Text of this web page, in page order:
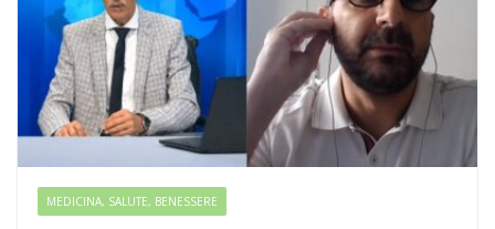
MEDICINA, SALUTE, BENESSERE